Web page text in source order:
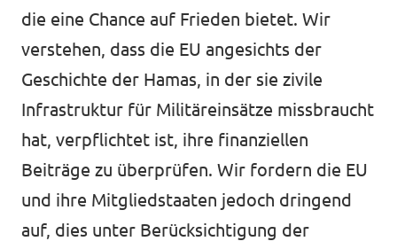
die eine Chance auf Frieden bietet. Wir
verstehen, dass die EU angesichts der
Geschichte der Hamas, in der sie zivile
Infrastruktur für Militäreinsätze missbraucht
hat, verpflichtet ist, ihre finanziellen
Beiträge zu überprüfen. Wir fordern die EU
und ihre Mitgliedstaaten jedoch dringend
auf, dies unter Berücksichtigung der